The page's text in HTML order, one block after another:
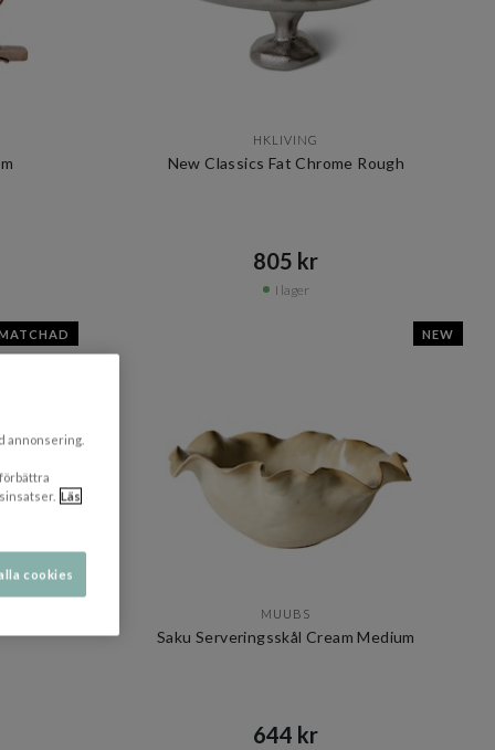
HKLIVING
New Classics Fat Chrome Rough
805 kr​​
I lager
NEW
MUUBS
Saku Serveringsskål Cream Medium
644 kr​​
annonsering.
Läs
cookies